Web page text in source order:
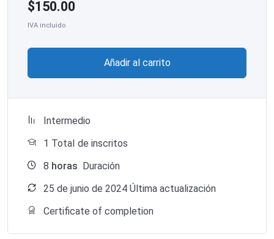
$150.00
IVA incluido
Añadir al carrito
Intermedio
1 TotaI de inscritos
8 horas Duración
25 de junio de 2024 Última actualización
Certificate of completion